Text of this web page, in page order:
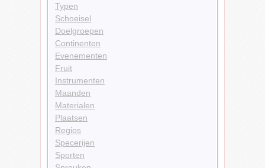
Typen
Schoeisel
Doelgroepen
Continenten
Evenementen
Fruit
Instrumenten
Maanden
Materialen
Plaatsen
Regios
Specerijen
Sporten